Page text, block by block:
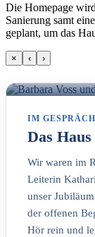
Die Homepage
Sanierung samt
geplant, um das
× ‹ ›
IM GESPRÄCH
Das
Wir waren im
Leiterin
unser
der offenen
Hör rein und